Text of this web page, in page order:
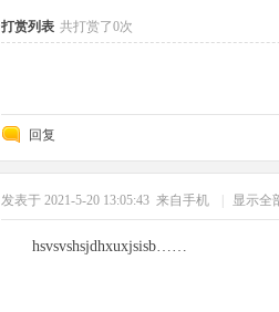
打赏列表 共打赏了0次
回复
发表于 2021-5-20 13:05:43 来自手机 显示全
hsvsvshsjdhxuxjsisb……